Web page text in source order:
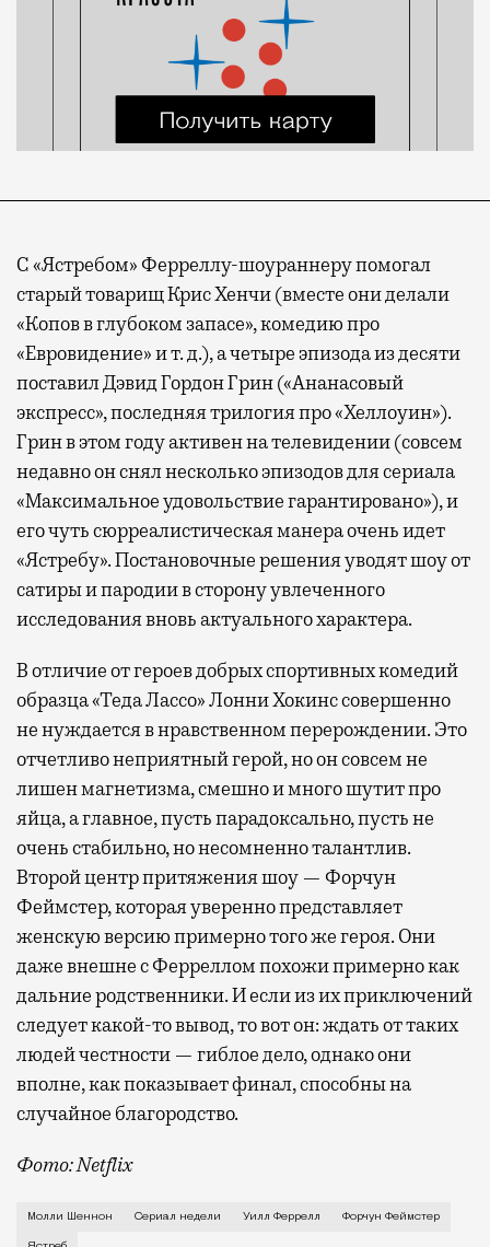
С «Ястребом» Ферреллу-шоураннеру помогал
старый товарищ Крис Хенчи (вместе они делали
«Копов в глубоком запасе», комедию про
«Евровидение» и т. д.), а четыре эпизода из десяти
поставил Дэвид Гордон Грин («Ананасовый
экспресс», последняя трилогия про «Хеллоуин»).
Грин в этом году активен на телевидении (совсем
недавно он снял несколько эпизодов для сериала
«Максимальное удовольствие гарантировано»), и
его чуть сюрреалистическая манера очень идет
«Ястребу». Постановочные решения уводят шоу от
сатиры и пародии в сторону увлеченного
исследования вновь актуального характера.
В отличие от героев добрых спортивных комедий
образца «Теда Лассо» Лонни Хокинс совершенно
не нуждается в нравственном перерождении. Это
отчетливо неприятный герой, но он совсем не
лишен магнетизма, смешно и много шутит про
яйца, а главное, пусть парадоксально, пусть не
очень стабильно, но несомненно талантлив.
Второй центр притяжения шоу — Форчун
Феймстер, которая уверенно представляет
женскую версию примерно того же героя. Они
даже внешне с Ферреллом похожи примерно как
дальние родственники. И если из их приключений
следует какой-то вывод, то вот он: ждать от таких
людей честности — гиблое дело, однако они
вполне, как показывает финал, способны на
случайное благородство.
Фото: Netflix
Когда-то Лонни Хокинс (Уилл Феррелл) был
Молли Шеннон Сериал недели Уилл Феррелл Форчун Феймстер